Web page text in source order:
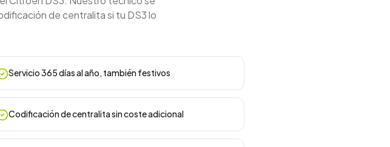
de centralita si tu DS3 lo
Servicio 365 días al año, también festivos
Codificación de centralita sin coste adicional